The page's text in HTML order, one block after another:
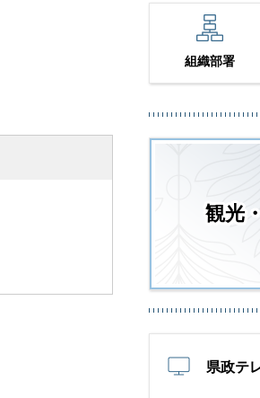
組織部署
観光
県政テ